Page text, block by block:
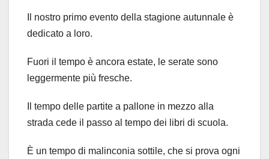
Il nostro primo evento della stagione autunnale è
dedicato a loro.
Fuori il tempo è ancora estate, le serate sono
leggermente più fresche.
Il tempo delle partite a pallone in mezzo alla
strada cede il passo al tempo dei libri di scuola.
È un tempo di malinconia sottile, che si prova ogni